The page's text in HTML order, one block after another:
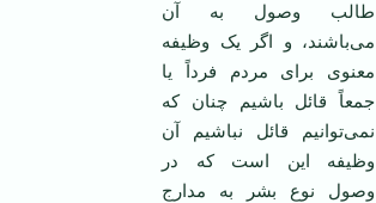
طالب وصول به آن
می‌باشند، و اگر یک وظیفه
معنوی برای مردم فرداً یا
جمعاً قائل باشیم چنان که
نمی‌توانیم قائل نباشیم آن
وظیفه این است که در
وصول نوع بشر به مدارج